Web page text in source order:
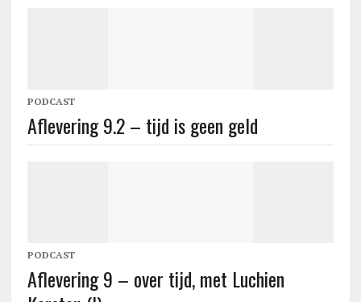
PODCAST
Aflevering 9.2 – tijd is geen geld
PODCAST
Aflevering 9 – over tijd, met Luchien